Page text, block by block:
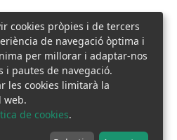
cookies pròpies i de tercers
de navegació òptima i
per millorar i adaptar-nos
i pautes de navegació.
les cookies limitarà la
web.
de cookies.